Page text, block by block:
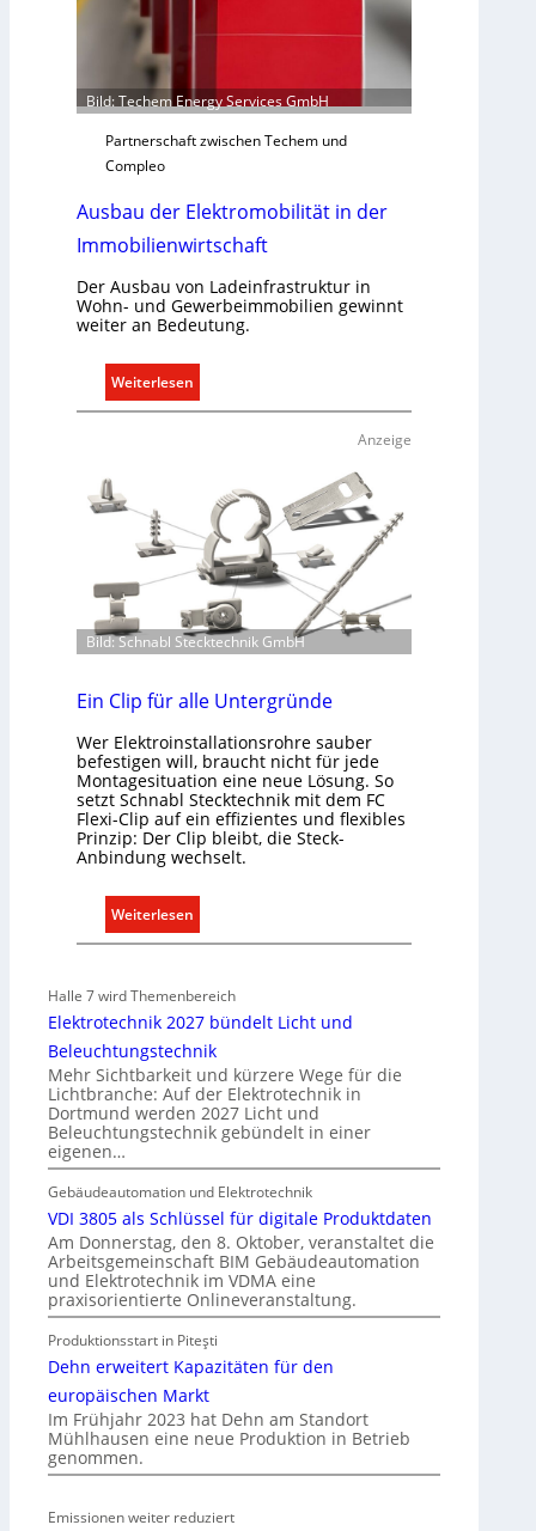
h
t
e
a
s
e
n
n
r
n
Bild: Techem Energy Services GmbH
Partnerschaft zwischen Techem und
Compleo
Ausbau der Elektromobilität in der
Immobilienwirtschaft
Der Ausbau von Ladeinfrastruktur in
Wohn- und Gewerbeimmobilien gewinnt
weiter an Bedeutung.
Weiterlesen
A
u
d
e
r
E
l
k
t
o
m
o
b
i
i
n
d
e
r
o
b
i
l
i
e
n
w
i
s
Anzeige
Bild: Schnabl Stecktechnik GmbH
Ein Clip für alle Untergründe
Wer Elektroinstallationsrohre sauber
befestigen will, braucht nicht für jede
Montagesituation eine neue Lösung. So
setzt Schnabl Stecktechnik mit dem FC
Flexi-Clip auf ein effizientes und flexibles
Prinzip: Der Clip bleibt, die Steck-
Anbindung wechselt.
Weiterlesen
E
n
C
i
p
f
ü
r
a
l
l
e
U
n
t
e
r
g
r
d
Halle 7 wird Themenbereich
Elektrotechnik 2027 bündelt Licht und
Beleuchtungstechnik
Mehr Sichtbarkeit und kürzere Wege für die
Lichtbranche: Auf der Elektrotechnik in
Dortmund werden 2027 Licht und
Beleuchtungstechnik gebündelt in einer
eigenen…
Gebäudeautomation und Elektrotechnik
VDI 3805 als Schlüssel für digitale Produktdaten
Am Donnerstag, den 8. Oktober, veranstaltet die
Arbeitsgemeinschaft BIM Gebäudeautomation
und Elektrotechnik im VDMA eine
praxisorientierte Onlineveranstaltung.
Produktionsstart in Piteşti
Dehn erweitert Kapazitäten für den
europäischen Markt
Im Frühjahr 2023 hat Dehn am Standort
Mühlhausen eine neue Produktion in Betrieb
genommen.
Emissionen weiter reduziert